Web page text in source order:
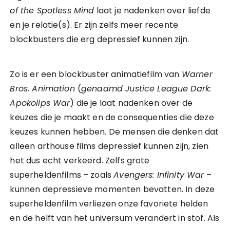
of the Spotless Mind laat je nadenken over liefde
en je relatie(s). Er zijn zelfs meer recente
blockbusters die erg depressief kunnen zijn.
Zo is er een blockbuster animatiefilm van Warner
Bros. Animation (genaamd Justice League Dark:
Apokolips War) die je laat nadenken over de
keuzes die je maakt en de consequenties die deze
keuzes kunnen hebben. De mensen die denken dat
alleen arthouse films depressief kunnen zijn, zien
het dus echt verkeerd. Zelfs grote
superheldenfilms – zoalsAvengers: Infinity War–
kunnen depressieve momenten bevatten. In deze
superheldenfilm verliezen onze favoriete helden
en de helft van het universum verandert in stof. Als